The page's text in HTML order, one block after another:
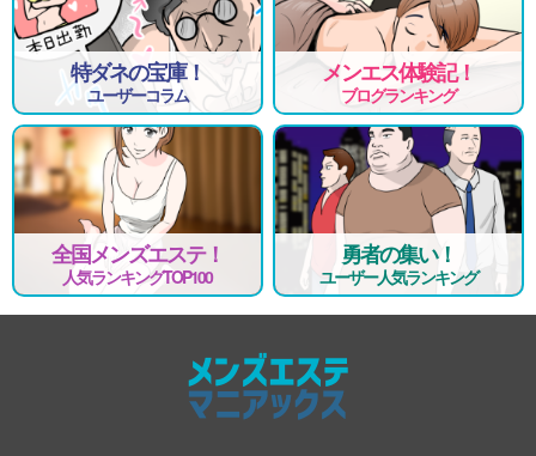
特ダネの宝庫！
ユーザーコラム
メンエス体験記！
ブログランキング
全国メンズエステ！
人気ランキングTOP100
勇者の集い！
ユーザー人気ランキング